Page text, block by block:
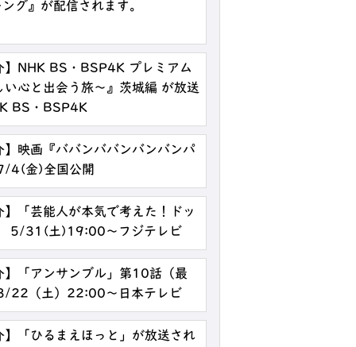
グ』が配信されます。
】NHK BS・BSP4K プレミアム
心と出会う旅～』茨城編 が放送
BS・BSP4K
映画『ババンババンバンバンパ
4(金)全国公開
「芸能人が本気で考えた！ドッ
5/31(土)19:00～フジテレビ
】「アンサンブル」第10話（最
22（土）22:00～日本テレビ
「ひるまえほっと」が放送され